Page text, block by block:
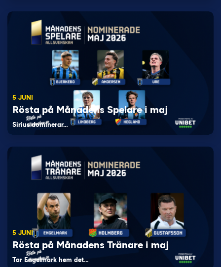
5 JUNI
Rösta på Månadens Spelare i maj
Sirius dominerar…
5 JUNI
Rösta på Månadens Tränare i maj
Tar Engelmark hem det…